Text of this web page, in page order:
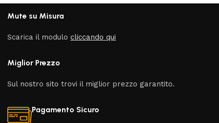
Mute su Misura
Scarica il modulocliccando qui
Miglior Prezzo
Sul nostro sito trovi il miglior prezzo garantito.
Pagamento Sicuro